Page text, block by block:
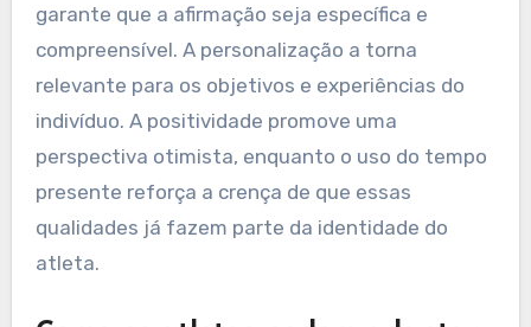
garante que a afirmação seja específica e
compreensível. A personalização a torna
relevante para os objetivos e experiências do
indivíduo. A positividade promove uma
perspectiva otimista, enquanto o uso do tempo
presente reforça a crença de que essas
qualidades já fazem parte da identidade do
atleta.